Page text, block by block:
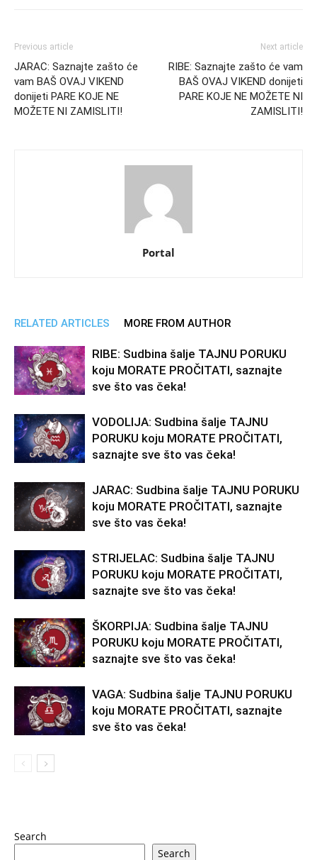
Previous article
JARAC: Saznajte zašto će
vam BAŠ OVAJ VIKEND
donijeti PARE KOJE NE
MOŽETE NI ZAMISLITI!
Next article
RIBE: Saznajte zašto će vam
BAŠ OVAJ VIKEND donijeti
PARE KOJE NE MOŽETE NI
ZAMISLITI!
Portal
RELATED ARTICLES MORE FROM AUTHOR
RIBE: Sudbina šalje TAJNU PORUKU
koju MORATE PROČITATI, saznajte
sve što vas čeka!
VODOLIJA: Sudbina šalje TAJNU
PORUKU koju MORATE PROČITATI,
saznajte sve što vas čeka!
JARAC: Sudbina šalje TAJNU PORUKU
koju MORATE PROČITATI, saznajte
sve što vas čeka!
STRIJELAC: Sudbina šalje TAJNU
PORUKU koju MORATE PROČITATI,
saznajte sve što vas čeka!
ŠKORPIJA: Sudbina šalje TAJNU
PORUKU koju MORATE PROČITATI,
saznajte sve što vas čeka!
VAGA: Sudbina šalje TAJNU PORUKU
koju MORATE PROČITATI, saznajte
sve što vas čeka!
Search
Search